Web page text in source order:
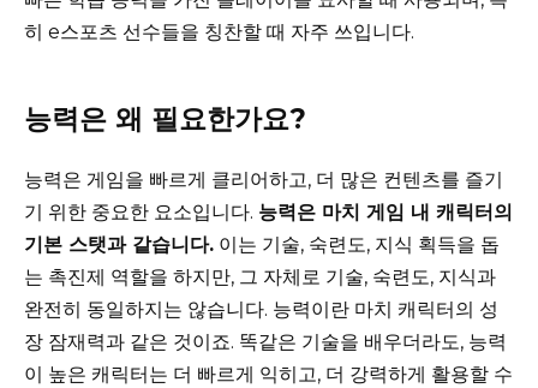
히 e스포츠 선수들을 칭찬할 때 자주 쓰입니다.
능력은 왜 필요한가요?
능력은 게임을 빠르게 클리어하고, 더 많은 컨텐츠를 즐기
기 위한 중요한 요소입니다. 능력은 마치 게임 내 캐릭터의
기본 스탯과 같습니다. 이는 기술, 숙련도, 지식 획득을 돕
는 촉진제 역할을 하지만, 그 자체로 기술, 숙련도, 지식과
완전히 동일하지는 않습니다. 능력이란 마치 캐릭터의 성
장 잠재력과 같은 것이죠. 똑같은 기술을 배우더라도, 능력
이 높은 캐릭터는 더 빠르게 익히고, 더 강력하게 활용할 수